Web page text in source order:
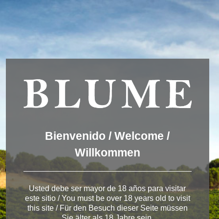
DEUTSCH
ESPAÑOL
< Pagos del Rey
Wir verwenden Cookies, um dir die bestmögliche Erfahrung auf
unserer Website zu bieten.
You can find out more about which cookies we are using or
Bienvenido / Welcome /
Willkommen
Usted debe ser mayor de 18 años para visitar
este sitio / You must be over 18 years old to visit
this site / Für den Besuch dieser Seite müssen